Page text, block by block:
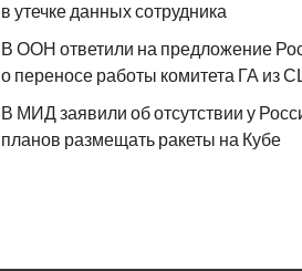
в утечке данных сотрудника
В ООН ответили на предложение
о переносе работы комитета ГА из
В МИД заявили об отсутствии у
планов размещать ракеты на Кубе